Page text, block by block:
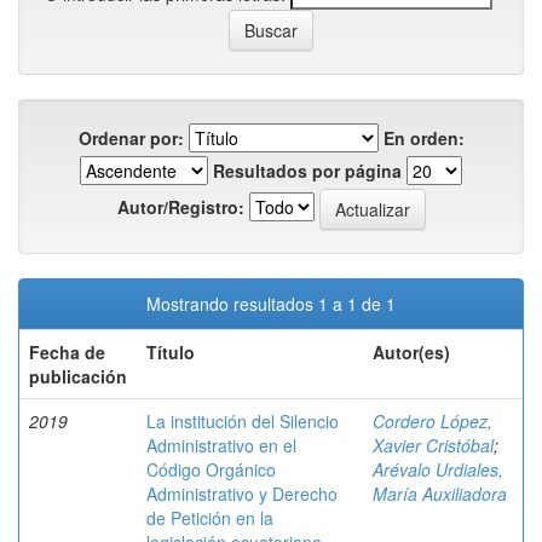
Ordenar por:
En orden:
Resultados por página
Autor/Registro:
Mostrando resultados 1 a 1 de 1
Fecha de
publicación
Título Autor(es)
2019
La institución del Silencio
Administrativo en el
Código Orgánico
Administrativo y Derecho
de Petición en la
Cordero López,
Xavier Cristóbal;
Arévalo Urdiales,
María Auxiliadora